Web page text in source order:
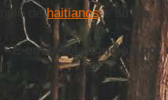
dehaitianose sírios.
- E em nível mundial,